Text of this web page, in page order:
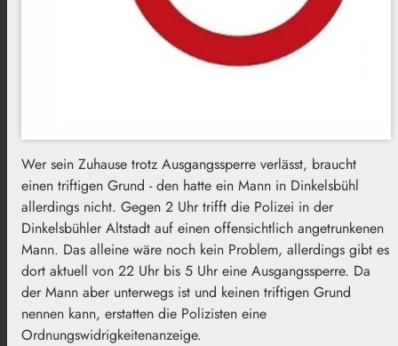
Wer sein Zuhause trotz Ausgangssperre verlässt, braucht
einen triftigen Grund - den hatte ein Mann in Dinkelsbühl
allerdings nicht. Gegen 2 Uhr trifft die Polizei in der
Dinkelsbühler Altstadt auf einen offensichtlich angetrunkenen
Mann. Das alleine wäre noch kein Problem, allerdings gibt es
dort aktuell von 22 Uhr bis 5 Uhr eine Ausgangssperre. Da
der Mann aber unterwegs ist und keinen triftigen Grund
nennen kann, erstatten die Polizisten eine
Ordnungswidrigkeitenanzeige.